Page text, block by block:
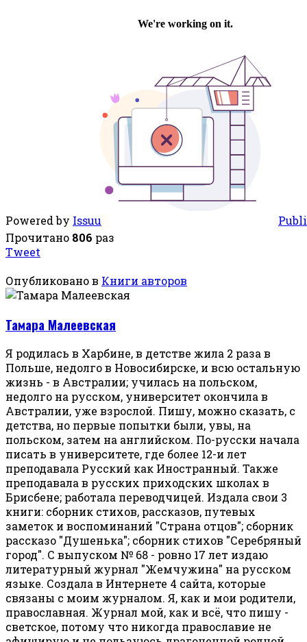
Powered by Issuu
Прочитано 806 раз
Tweet
Опубликовано в Книги авторов
Тамара Малеевская
Я родилась в Харбине, в детстве жила 2 раза в
Польше, недолго в Новосибирске, и всю остальную
жизнь - в Австралии; училась на польском,
недолго на русском, университет окончила в
Австралии, уже взрослой. Пишу, можно сказать, с
детства, но первые попытки были, увы, на
польском, затем на английском. По-русски начала
писать в университете, где более 12-и лет
преподавала Русский как Иностранный. Также
преподавала в русских приходских школах в
Брисбене; работала переводчицей. Издала свои 3
книги: сборник стихов, рассказов, путевых
заметок и воспоминаний "Страна отцов"; сборник
рассказо "Душенька"; сборник стихов "Серебряный
город". С выпуском № 68 - ровно 17 лет издаю
литературный журнал "Жемчужина" на русском
языке. Создала в Интернете 4 сайта, которые
связаны с моим журналом. Я, как и мои родители,
православная. Журнал мой, как и всё, что пишу -
светское, потому что никогда православие не